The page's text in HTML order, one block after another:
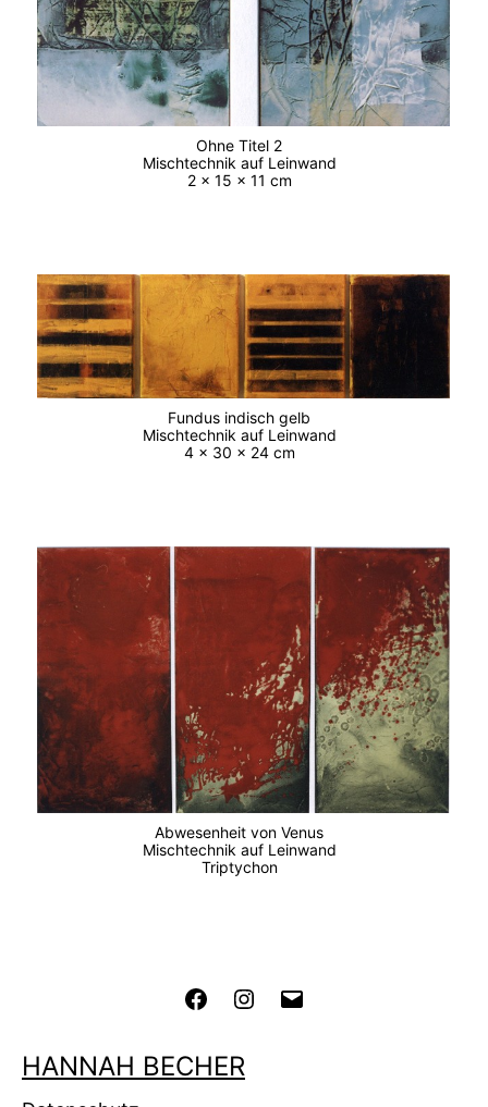
Ohne Titel 2
Mischtechnik auf Leinwand
2 x 15 x 11 cm
Fundus indisch gelb
Mischtechnik auf Leinwand
4 x 30 x 24 cm
Abwesenheit von Venus
Mischtechnik auf Leinwand
Triptychon
FacebookInstagram
HANNAH BECHER